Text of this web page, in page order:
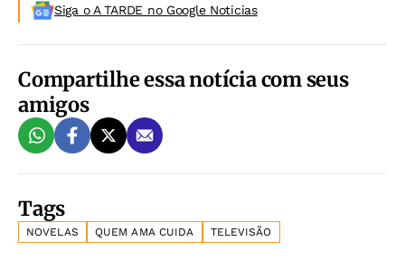
Siga o A TARDE no Google Noticias
Compartilhe essa notícia com seus
amigos
Tags
NOVELAS QUEM AMA CUIDA TELEVISÃO